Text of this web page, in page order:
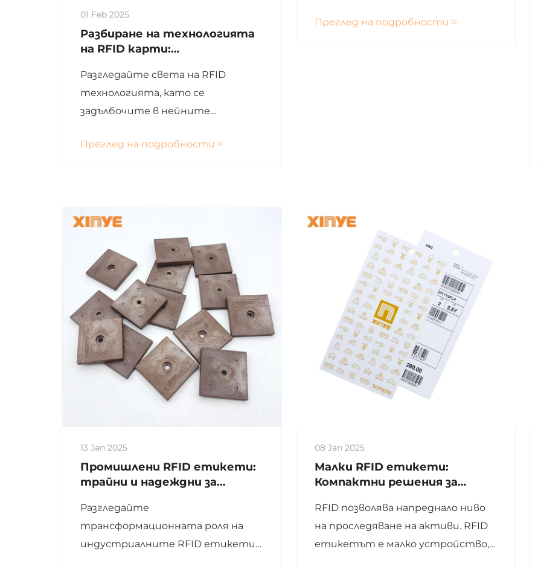
01 Feb 2025
Разбиране на технологията
на RFID карти:
Разгледайте света на RFID
технологията, като се
задълбочите в нейните
приложения в различни
данните и повишаването на
ефективността.
Преглед на подробности
за доставки, логистиката и
Преглед на подробности
13 Jan 2025
Промишлени RFID етикети:
трайни и надеждни за
Разгледайте
трансформационната роля на
индустриалните RFID етикети
08 Jan 2025
Малки RFID етикети:
Компактни решения за
RFID позволява напреднало ниво
на проследяване на активи. RFID
етикетът е малко устройство,